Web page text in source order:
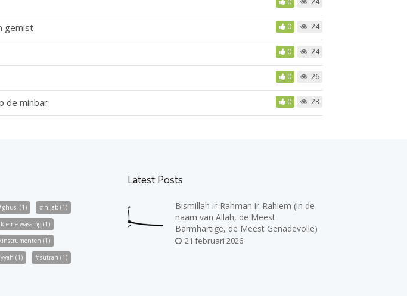
gemist 0 24
0 24
0 26
de minbar 0 23
ghusl (1) hijab(1)
kleine wassing(1)
(1)
(1) sutrah (1)
Latest Posts
Bismillah ir-Rahman ir-Rahiem (in de
naam van Allah, de Meest
Barmhartige, de Meest Genadevolle)
21 februari 2026